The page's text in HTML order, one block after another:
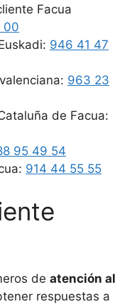
Facua
00
946 41 47
963 23
de Facua:
95 49 54
914 44 55 55
de atención al
respuestas a